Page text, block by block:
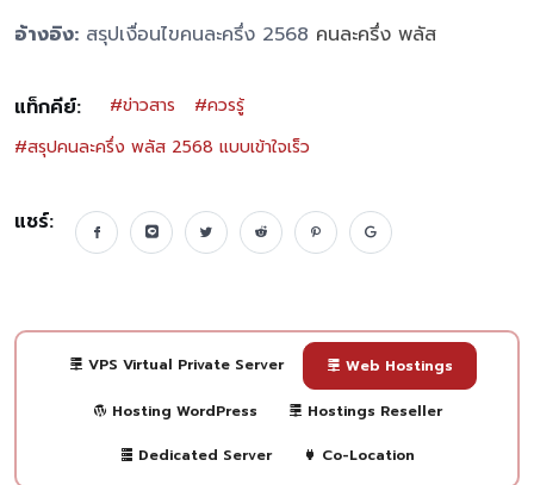
อ้างอิง: สรุปเงื่อนไขคนละครึ่ง 2568 คนละครึ่ง พลัส
แท็กคีย์: #ข่าวสาร #ควรรู้
#สรุปคนละครึ่ง พลัส 2568 แบบเข้าใจเร็ว
แชร์:
VPS Virtual Private Server Web Hostings
Hosting WordPress Hostings Reseller
Dedicated Server Co-Location